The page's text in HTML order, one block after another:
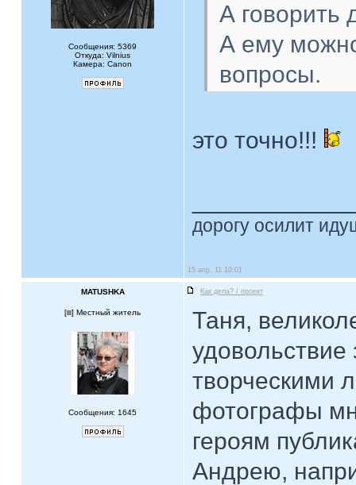
Сообщения: 5369
Откуда: Vilnius
Камера: Canon
А говорить
А ему
вопросы.
это точно!!!
дорогу осилит
15 апр, 11 10:01
MATUSHKA Как дела? / проект
[ ] Местный житель
Сообщения: 1645
Таня,
творческими
фотографы
героям
Андрею,